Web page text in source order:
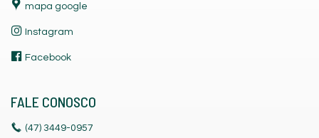
mapa google
Instagram
Facebook
FALE CONOSCO
(47) 3449-0957